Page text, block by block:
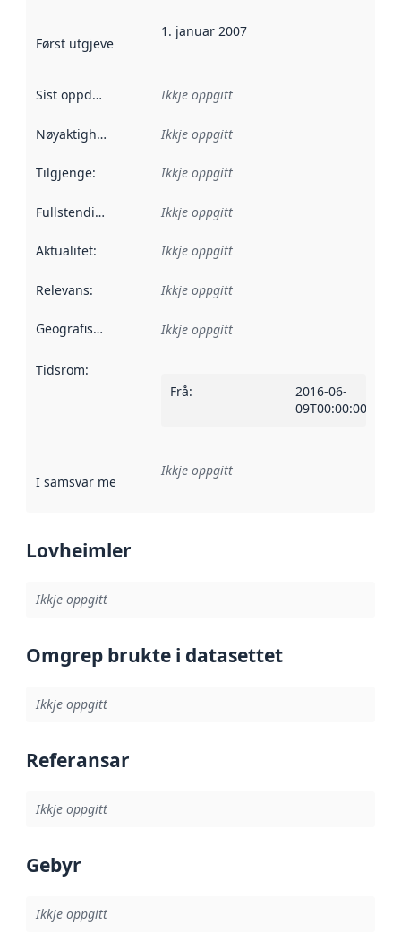
Først utgjeve: Denne datoen seier når dataa i dette
1. januar 2007
Sist oppdatert Ikkje oppgitt
Nøyaktigheit Ikkje oppgitt
Tilgjenge: Ikkje oppgitt
Fullstendigheit Ikkje oppgitt
Aktualitet: Ikkje oppgitt
Relevans: Ikkje oppgitt
Geografisk område Ikkje oppgitt
Tidsrom:
Frå:
2016-06-
09T00:00:00Z
I samsvar med Referanse til ei implementeringsregel eller
Ikkje oppgitt
Lovheimler
Ikkje oppgitt
Omgrep brukte i datasettet
Ikkje oppgitt
Referansar
Ikkje oppgitt
Gebyr
Ikkje oppgitt